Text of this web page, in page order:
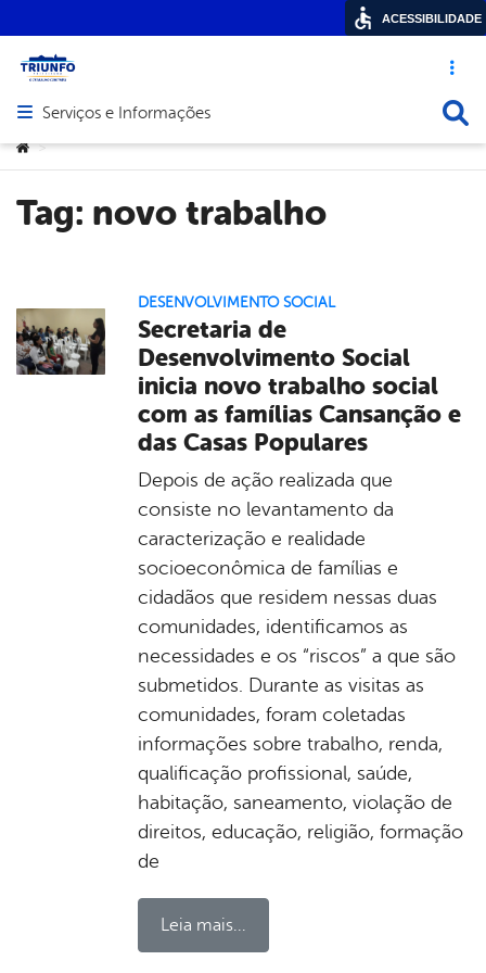
Acesso
Abrir menu principal de navegação
Serviços e Informações
Você está aqui:
>
Tag: novo trabalho
DESENVOLVIMENTO SOCIAL
Secretaria de
Desenvolvimento Social
inicia novo trabalho social
com as famílias Cansanção e
das Casas Populares
Depois de ação realizada que
consiste no levantamento da
caracterização e realidade
socioeconômica de famílias e
cidadãos que residem nessas duas
comunidades, identificamos as
necessidades e os “riscos” a que são
submetidos. Durante as visitas as
comunidades, foram coletadas
informações sobre trabalho, renda,
qualificação profissional, saúde,
habitação, saneamento, violação de
direitos, educação, religião, formação
de
Leia mais...
ACESSIBILIDADE